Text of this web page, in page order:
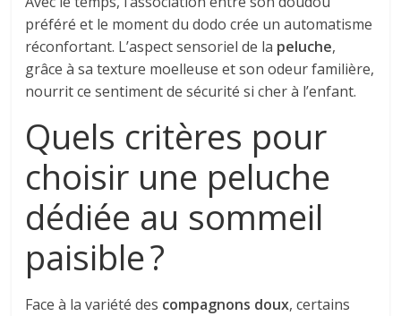
préféré et le moment du dodo crée un automatisme
réconfortant. L’aspect sensoriel de la peluche,
grâce à sa texture moelleuse et son odeur familière,
nourrit ce sentiment de sécurité si cher à l’enfant.
Quels critères pour
choisir une peluche
dédiée au sommeil
paisible ?
Face à la variété des compagnons doux, certains